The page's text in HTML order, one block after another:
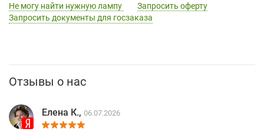
Не могу найти нужную лампу
Запросить оферту
Запросить документы для госзаказа
Отзывы о нас
Елена К., 06.07.2026